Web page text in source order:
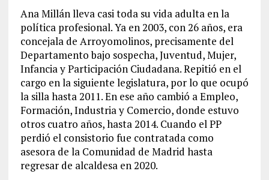
Ana Millán lleva casi toda su vida adulta en la
política profesional. Ya en 2003, con 26 años, era
concejala de Arroyomolinos, precisamente del
Departamento bajo sospecha, Juventud, Mujer,
Infancia y Participación Ciudadana. Repitió en el
cargo en la siguiente legislatura, por lo que ocupó
la silla hasta 2011. En ese año cambió a Empleo,
Formación, Industria y Comercio, donde estuvo
otros cuatro años, hasta 2014. Cuando el PP
perdió el consistorio fue contratada como
asesora de la Comunidad de Madrid hasta
regresar de alcaldesa en 2020.